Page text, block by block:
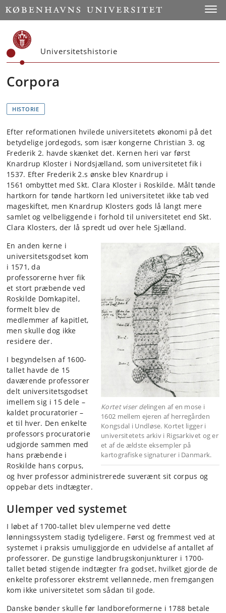
Start
Universitetshistorie
Corpora
HISTORIE
Efter reformationen hvilede universitetets økonomi på det
betydelige jordegods, som især kongerne Christian 3. og
Frederik 2. havde skænket det. Kernen heri var først
Knardrup Kloster i Nordsjælland, som universitetet fik i
1537. Efter Frederik 2.s ønske blev Knardrup i
1561 ombyttet med Skt. Clara Kloster i Roskilde. Målt tønde
hartkorn for tønde hartkorn led universitetet ikke tab ved
mageskiftet, men Knardrup Klosters gods lå langt mere
samlet og velbeliggende i forhold til universitetet end Skt.
Clara Klosters, der lå spredt ud over hele Sjælland.
Kortet viser delingen af en mose i
1602 mellem ejeren af herregården
Kongsdal i Undløse. Kortet ligger i
universitetets arkiv i Rigsarkivet og er
et af de ældste eksempler på
kartografiske signaturer i Danmark.
En anden kerne i
universitetsgodset kom
i 1571, da
professorerne hver fik
et stort præbende ved
Roskilde Domkapitel,
formelt blev de
medlemmer af kapitlet,
men skulle dog ikke
residere der.
I begyndelsen af 1600-
tallet havde de 15
daværende professorer
delt universitetsgodset
imellem sig i 15 dele –
kaldet procuratorier –
et til hver. Den enkelte
professors procuratorie
udgjorde sammen med
hans præbende i
Roskilde hans corpus,
og hver professor administrerede suverænt sit corpus og
oppebar dets indtægter.
Ulemper ved systemet
I løbet af 1700-tallet blev ulemperne ved dette
lønningssystem stadig tydeligere. Først og fremmest ved at
systemet i praksis umuliggjorde en udvidelse af antallet af
professorer. De gunstige landbrugskonjunkturer i 1700-
tallet betød stigende indtægter fra godset, hvilket gjorde de
enkelte professorer ekstremt vellønnede, men fremgangen
kom ikke universitetet som sådan til gode.
Danske bønder skulle før landboreformerne i 1788 betale